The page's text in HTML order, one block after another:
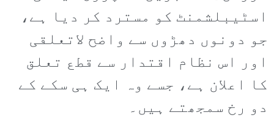
اسٹیبلشمنٹ کو مسترد کر دیا ہے،
جو دونوں دھڑوں سے واضح لاتعلقی
اور اس نظام اقتدار سے قطع تعلق
کا اعلان ہے، جسے وہ ایک ہی سکے کے
دو رخ سمجھتے ہیں۔